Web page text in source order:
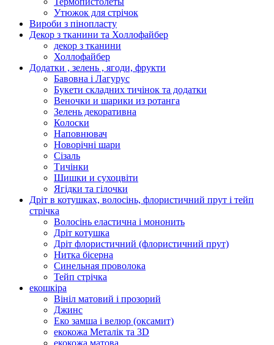
Утюжок для стрічок
Вироби з пінопласту
Декор з тканини та Холлофайбер
декор з тканини
Холлофайбер
Додатки , зелень , ягоди, фрукти
Бавовна і Лагурус
Букети складних тичінок та додатки
Веночки и шарики из ротанга
Зелень декоративна
Колоски
Наповнювач
Новорічні шари
Сізаль
Тичінки
Шишки и сухоцвіти
Ягідки та гілочки
Дріт в котушках, волосінь, флористичний прут і тейп
стрічка
Волосінь еластична і мононить
Дріт котушка
Дріт флористичний (флористичний прут)
Нитка бісерна
Синельная проволока
Тейп стрічка
екошкіра
Вініл матовий і прозорий
Джинс
Еко замша і велюр (оксамит)
екокожа Металік та 3D
екокожа матова